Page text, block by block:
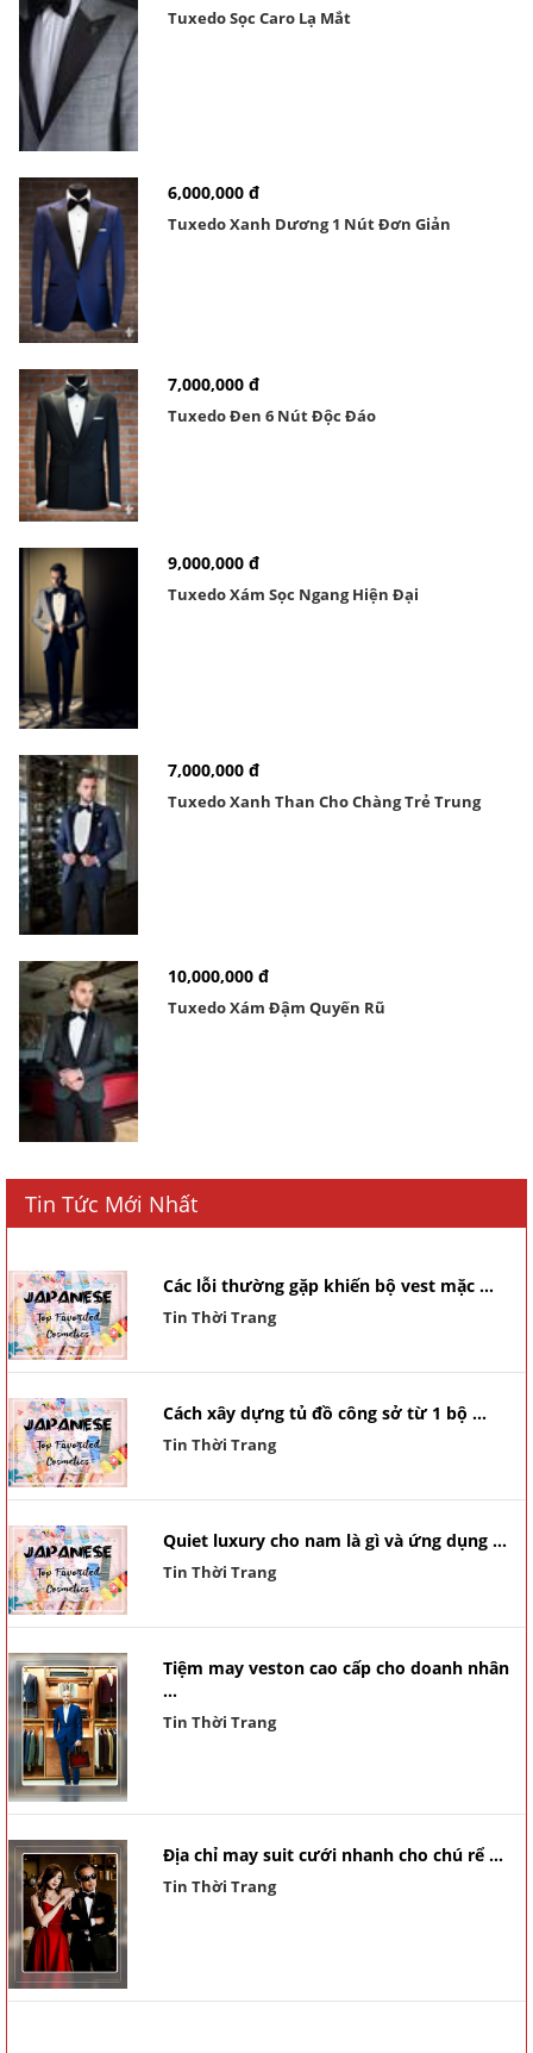
Tuxedo Sọc Caro Lạ Mắt
6,000,000 đ
Tuxedo Xanh Dương 1 Nút Đơn Giản
7,000,000 đ
Tuxedo Đen 6 Nút Độc Đáo
9,000,000 đ
Tuxedo Xám Sọc Ngang Hiện Đại
7,000,000 đ
Tuxedo Xanh Than Cho Chàng Trẻ Trung
10,000,000 đ
Tuxedo Xám Đậm Quyến Rũ
Tin Tức Mới Nhất
Các lỗi thường gặp khiến bộ vest mặc ...
Tin Thời Trang
Cách xây dựng tủ đồ công sở từ 1 bộ ...
Tin Thời Trang
Quiet luxury cho nam là gì và ứng dụng ...
Tin Thời Trang
Tiệm may veston cao cấp cho doanh nhân
...
Tin Thời Trang
Địa chỉ may suit cưới nhanh cho chú rể ...
Tin Thời Trang